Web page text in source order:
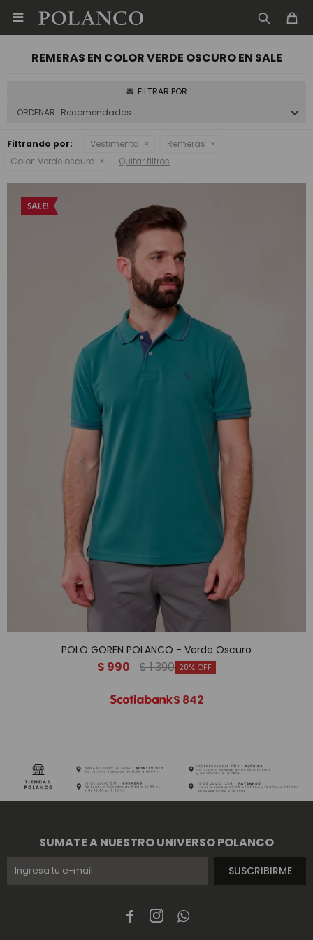

REMERAS EN COLOR VERDE OSCURO EN SALE
Recomendados
Filtrando por: Vestimenta
Remeras
Color: Verde oscuro Quitar filtros
POLO GOREN POLANCO - Verde Oscuro
$ 990 $1.390 28
$ 842
  
SUMATE A NUESTRO UNIVERSO POLANCO
SUSCRIBIRME